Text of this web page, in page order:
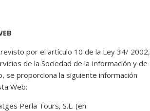
por el artículo 10 de la Ley 34/ 2002,
de la Sociedad de la Información y de
se proporciona la siguiente información
Web:
Perla Tours, S.L. (en